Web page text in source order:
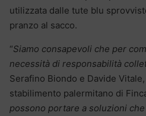
utilizzata dalle tute blu
pranzo al sacco.
“Siamo consapevoli che per
necessità di responsabilità
Serafino Biondo e Davide
stabilimento palermitano di
possono portare a soluzioni